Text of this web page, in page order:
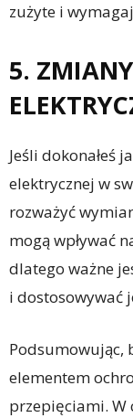
zużyte i
5.
Jeśli dokonałeś
elektrycznej w
rozważyć
mogą wpływać
dlatego ważne
i dostosowywać
Podsumowując,
elementem
przepięciami. W